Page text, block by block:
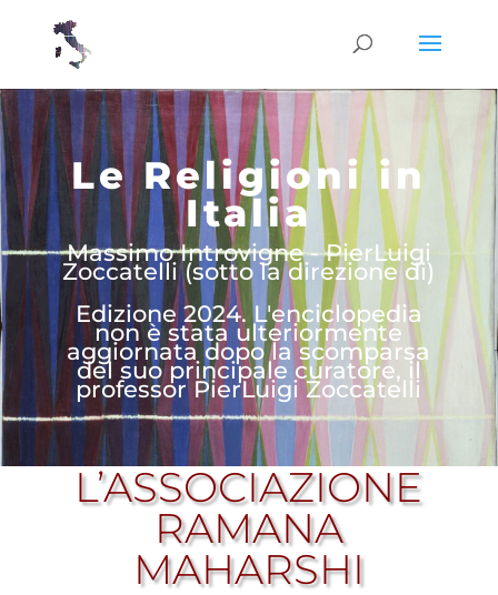
Le Religioni in
Italia
Massimo Introvigne - PierLuigi
Zoccatelli (sotto la direzione di)
Edizione 2024. L'enciclopedia
non è stata ulteriormente
aggiornata dopo la scomparsa
del suo principale curatore, il
professor PierLuigi Zoccatelli
L’ASSOCIAZIONE
RAMANA
MAHARSHI